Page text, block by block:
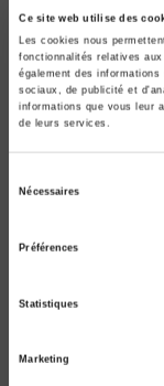
Ce site web utilise des
Les cookies nous
fonctionnalités relatives
également des
sociaux, de publicité et
informations que vous leur
de leurs services.
Nécessaires
Préférences
Statistiques
Marketing
La vie
Pour Pascal
Piero Ignazi,